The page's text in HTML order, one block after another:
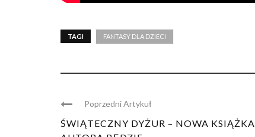
TAGI FANTASY DLA DZIECI
Poprzedni Artykuł
ŚWIĄTECZNY DYŻUR – NOWA KSIĄŻKA